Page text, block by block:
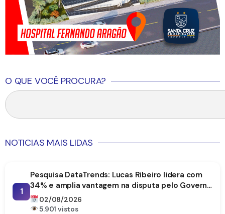
O QUE VOCÊ PROCURA?
NOTICIAS MAIS LIDAS
1
Pesquisa DataTrends: Lucas Ribeiro lidera com
34% e amplia vantagem na disputa pelo Governo
da Paraíba
02/08/2026
5.901 vistos